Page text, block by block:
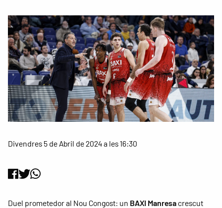
Divendres 5 de Abril de 2024 a les 16:30
Duel prometedor al Nou Congost: un BAXI Manresacrescut